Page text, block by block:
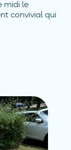
midi le
convivial qui